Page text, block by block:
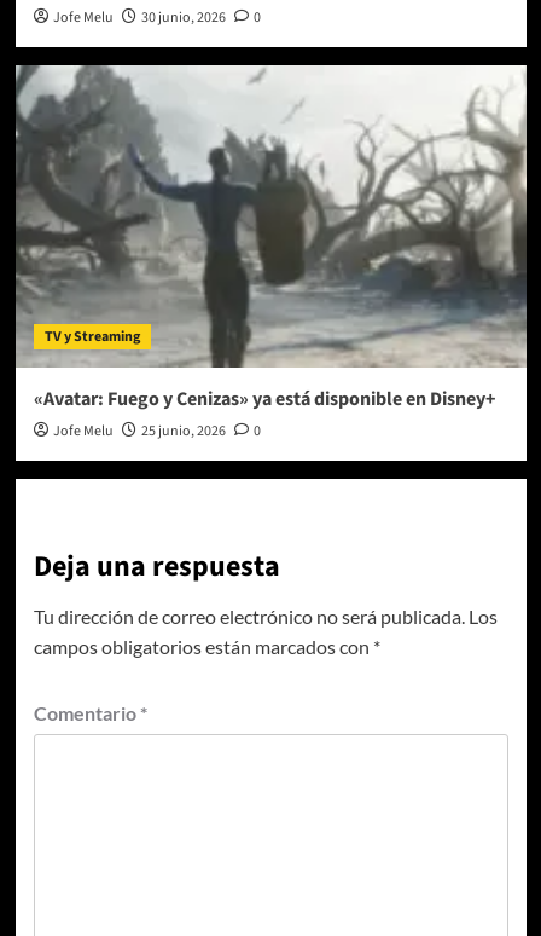
Jofe Melu 30 junio, 2026 0
TV y Streaming
«Avatar: Fuego y Cenizas» ya está disponible en Disney+
Jofe Melu 25 junio, 2026 0
Deja una respuesta
Tu dirección de correo electrónico no será publicada. Los
campos obligatorios están marcados con *
Comentario *